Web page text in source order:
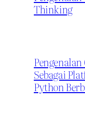
Thinking
Pengenalan
Sebagai
Python